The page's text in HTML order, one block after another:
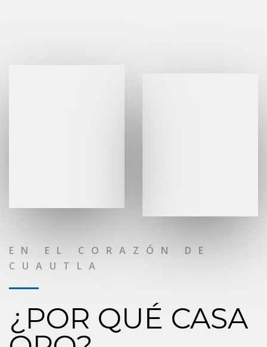
EN EL CORAZÓN DE
CUAUTLA
¿POR QUÉ CASA